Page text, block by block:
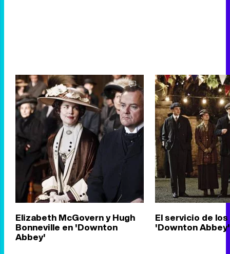
Elizabeth McGovern y Hugh
Bonneville en 'Downton
Abbey'
El servicio de
'Downton Abbey'